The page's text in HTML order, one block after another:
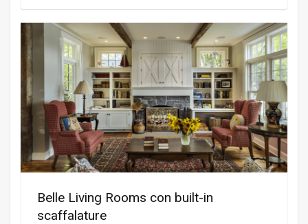
Belle Living Rooms con built-in
scaffalature